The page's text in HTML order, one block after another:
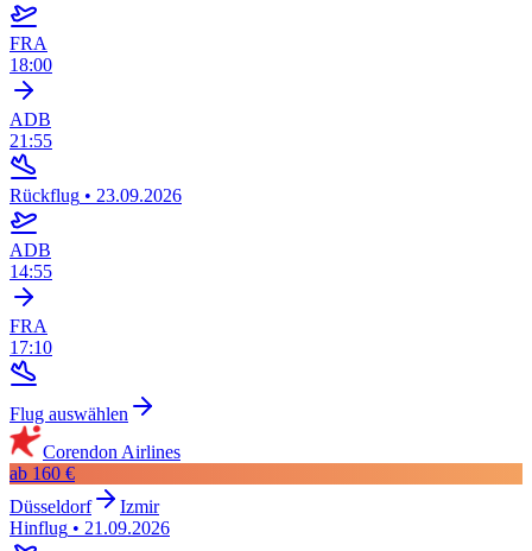
FRA
18:00
ADB
21:55
Rückflug • 23.09.2026
ADB
14:55
FRA
17:10
Flug auswählen
Corendon Airlines
ab 160 €
Düsseldorf
Izmir
Hinflug • 21.09.2026